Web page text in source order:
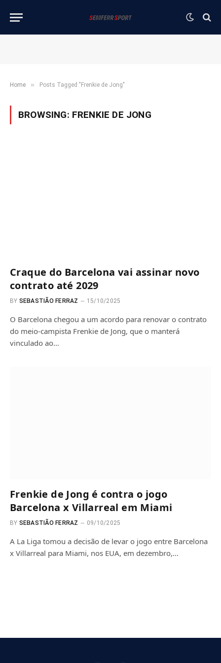
Home » Posts Tagged "Frenkie de Jong"
BROWSING: FRENKIE DE JONG
Craque do Barcelona vai assinar novo
contrato até 2029
BY SEBASTIÃO FERRAZ 15/10/2025
O Barcelona chegou a um acordo para renovar o contrato
do meio-campista Frenkie de Jong, que o manterá
vinculado ao…
Frenkie de Jong é contra o jogo
Barcelona x Villarreal em Miami
BY SEBASTIÃO FERRAZ 09/10/2025
A La Liga tomou a decisão de levar o jogo entre Barcelona
x Villarreal para Miami, nos EUA, em dezembro,…